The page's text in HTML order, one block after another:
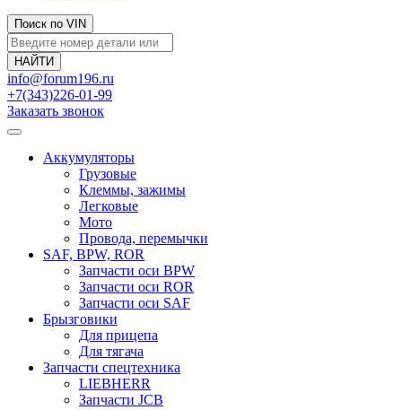
Поиск по VIN
info@forum196.ru
+7(343)226-01-99
Заказать звонок
Аккумуляторы
Грузовые
Клеммы, зажимы
Легковые
Мото
Провода, перемычки
SAF, BPW, ROR
Запчасти оси BPW
Запчасти оси ROR
Запчасти оси SAF
Брызговики
Для прицепа
Для тягача
Запчасти спецтехника
LIEBHERR
Запчасти JCB